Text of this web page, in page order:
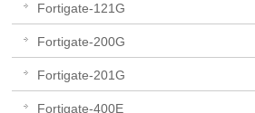
Fortigate-121G
Fortigate-200G
Fortigate-201G
Fortigate-400E